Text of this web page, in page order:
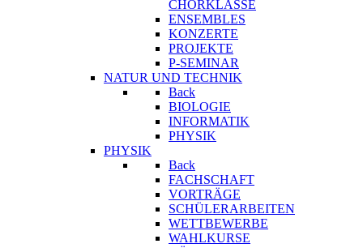
CHORKLASSE
ENSEMBLES
KONZERTE
PROJEKTE
P-SEMINAR
NATUR UND TECHNIK
Back
BIOLOGIE
INFORMATIK
PHYSIK
PHYSIK
Back
FACHSCHAFT
VORTRÄGE
SCHÜLERARBEITEN
WETTBEWERBE
WAHLKURSE